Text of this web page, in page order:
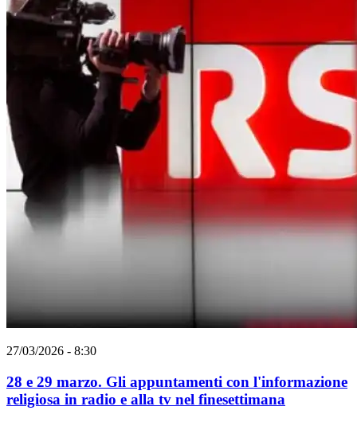
27/03/2026 - 8:30
28 e 29 marzo. Gli appuntamenti con l'informazione
religiosa in radio e alla tv nel finesettimana